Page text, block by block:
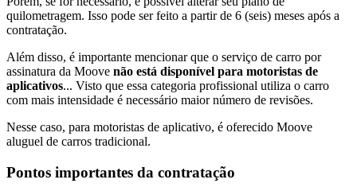
quilometragem. Isso pode ser feito a partir de 6 (seis) meses após a
contratação.
Além disso, é importante mencionar que o serviço de carro por
assinatura da Moove não está disponível para motoristas de
aplicativos... Visto que essa categoria profissional utiliza o carro
com mais intensidade é necessário maior número de revisões.
Nesse caso, para motoristas de aplicativo, é oferecido Moove
aluguel de carros tradicional.
Pontos importantes da contratação